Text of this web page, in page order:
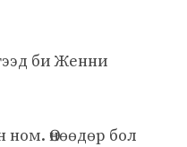
би Женни
Өнөөдөр бол